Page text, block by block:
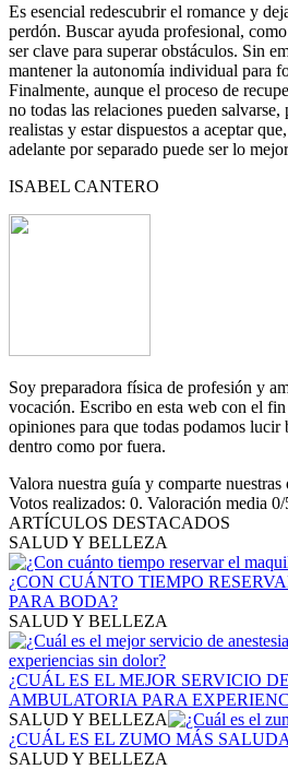
Es esencial redescubrir el romance y
perdón. Buscar ayuda profesional,
ser clave para superar obstáculos. Sin
mantener la autonomía individual para
Finalmente, aunque el proceso de
no todas las relaciones pueden
realistas y estar dispuestos a aceptar
adelante por separado puede ser lo
ISABEL CANTERO
Soy preparadora física de profesión y
vocación. Escribo en esta web con el
opiniones para que todas podamos lucir
dentro como por fuera.
Valora nuestra guía y comparte nuestras
Votos realizados: 0. Valoración media 0/
ARTÍCULOS DESTACADOS
SALUD Y BELLEZA
¿CON CUÁNTO TIEMPO
PARA BODA?
SALUD Y BELLEZA
¿CUÁL ES EL MEJOR SERVICIO
AMBULATORIA PARA
SALUD Y BELLEZA
¿CUÁL ES EL ZUMO MÁS
SALUD Y BELLEZA